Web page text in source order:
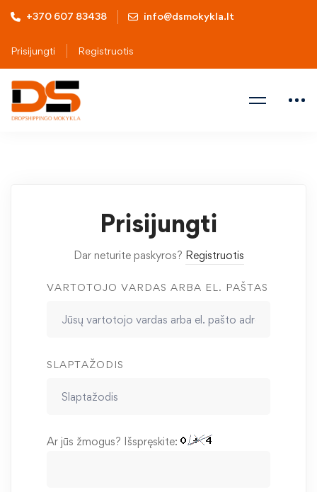
+370 607 83438 info@dsmokykla.lt
Prisijungti Registruotis
Prisijungti
Dar neturite paskyros? Registruotis
VARTOTOJO VARDAS ARBA EL. PAŠTAS
SLAPTAŽODIS
Ar jūs žmogus? Išspręskite: